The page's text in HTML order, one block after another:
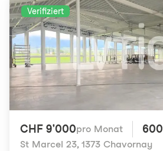
Verifiziert
CHF 9'000pro Monat 600
St Marcel 23, 1373 Chavornay